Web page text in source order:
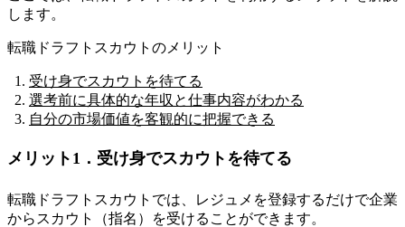
します。
転職ドラフトスカウトのメリット
受け身でスカウトを待てる
選考前に具体的な年収と仕事内容がわかる
自分の市場価値を客観的に把握できる
メリット1．受け身でスカウトを待てる
転職ドラフトスカウトでは、レジュメを登録するだけで企業
からスカウト（指名）を受けることができます。